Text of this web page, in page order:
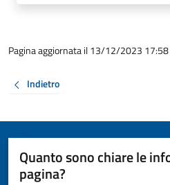
Pagina aggiornata il 13/12/2023 17:58
Indietro
Quanto sono chiare le
pagina?